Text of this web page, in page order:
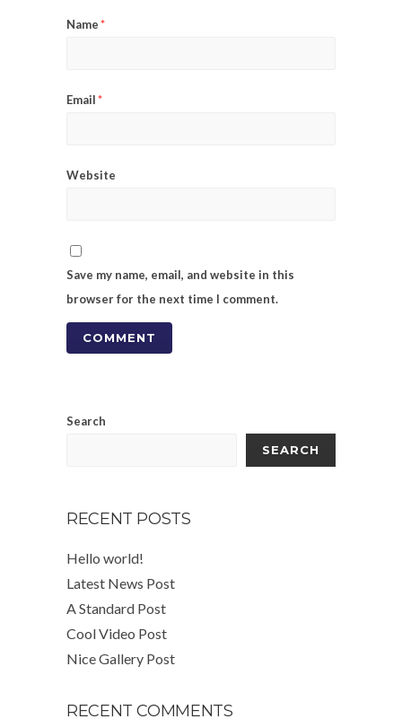
Name*
Email*
Website
Save my name, email, and website in this
browser for the next time I comment.
Search
SEARCH
RECENT POSTS
Hello world!
Latest News Post
A Standard Post
Cool Video Post
Nice Gallery Post
RECENT COMMENTS